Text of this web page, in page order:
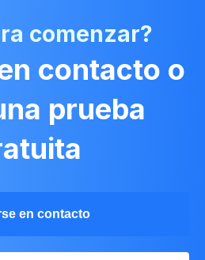
comenzar?
contacto o
prueba
en contacto